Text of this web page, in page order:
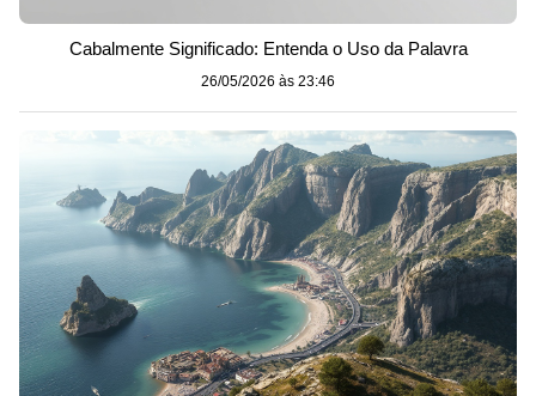
Cabalmente Significado: Entenda o Uso da Palavra
26/05/2026 às 23:46